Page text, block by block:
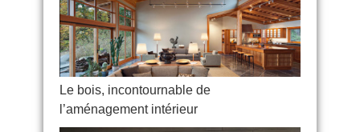
Le bois, incontournable de
l’aménagement intérieur